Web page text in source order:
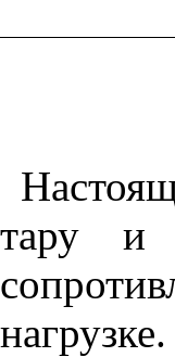
тару
и
нагрузке.